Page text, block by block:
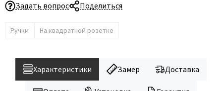
Задать вопрос
Поделиться
Ручки На квадратной розетке
Характеристики Замер Доставка